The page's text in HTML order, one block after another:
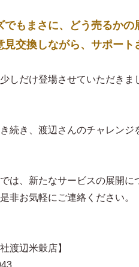
でもまさに、どう売るかの
見交換しながら、サポート
しだけ登場させていただきま
続き、渡辺さんのチャレンジ
は、新たなサービスの展開に
非お気軽にご連絡ください。
渡辺米穀店】